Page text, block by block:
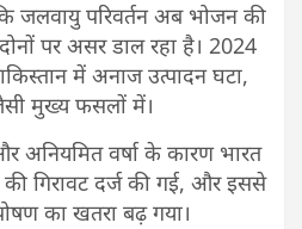
जलवायु परिवर्तन अब भोजन की
पर असर डाल रहा है। 2024
में अनाज उत्पादन घटा,
मुख्य फसलों में।
अनियमित वर्षा के कारण भारत
गिरावट दर्ज की गई, और इससे
का खतरा बढ़ गया।